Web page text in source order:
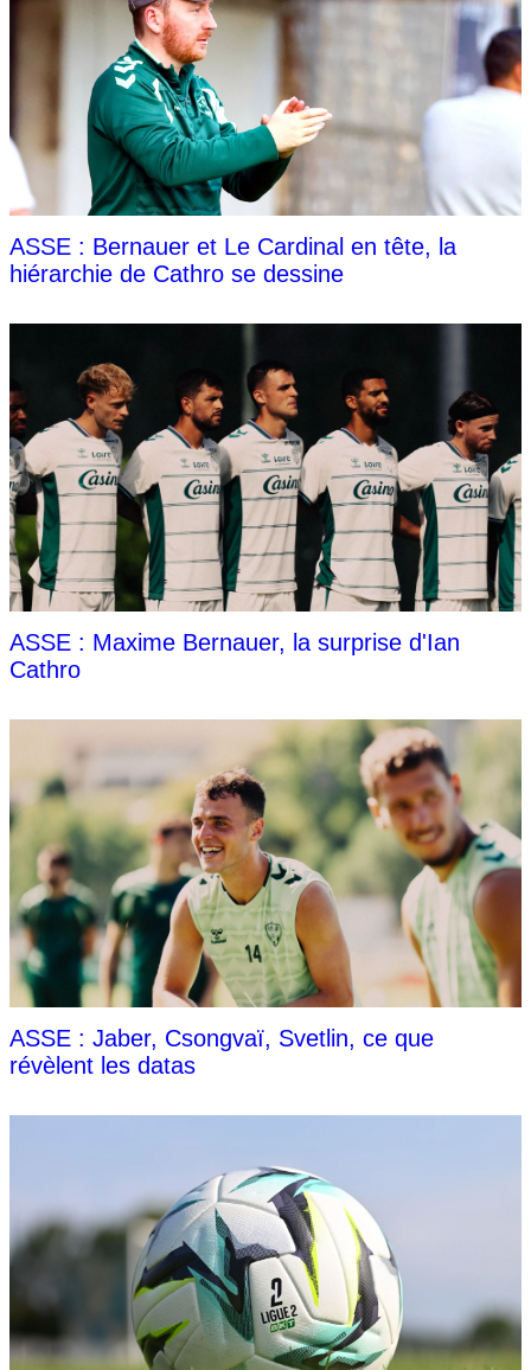
ASSE : Bernauer et Le Cardinal en tête, la
hiérarchie de Cathro se dessine
ASSE : Maxime Bernauer, la surprise d'Ian
Cathro
ASSE : Jaber, Csongvaï, Svetlin, ce que
révèlent les datas